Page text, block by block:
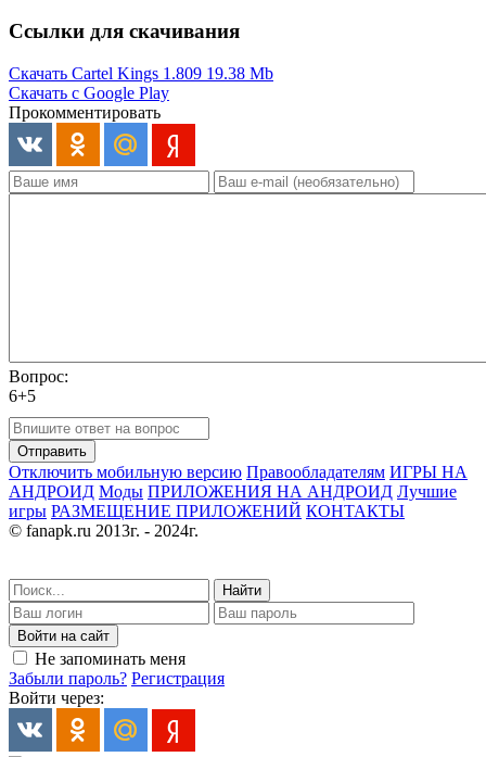
Ссылки для скачивания
Скачать Cartel Kings 1.809 19.38 Mb
Скачать с Google Play
Прокомментировать
Вопрос:
6+5
Отправить
Отключить мобильную версию Правообладателям ИГРЫ НА
АНДРОИД Моды ПРИЛОЖЕНИЯ НА АНДРОИД Лучшие
игры РАЗМЕЩЕНИЕ ПРИЛОЖЕНИЙ КОНТАКТЫ
© fanapk.ru 2013г. - 2024г.
Найти
Войти на сайт
Не запоминать меня
Забыли пароль? Регистрация
Войти через: